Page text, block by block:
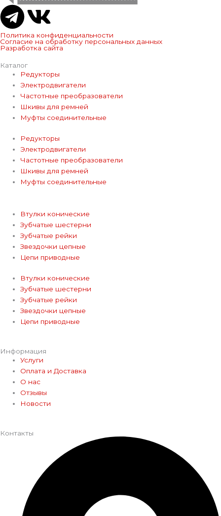
T
e
l
e
g
r
a
m
V
k
Политика конфиденциальности
Согласие на обработку персональных данных
Разработка сайта
Каталог
Редукторы
Электродвигатели
Частотные преобразователи
Шкивы для ремней
Муфты соединительные
Редукторы
Электродвигатели
Частотные преобразователи
Шкивы для ремней
Муфты соединительные
Втулки конические
Зубчатые шестерни
Зубчатые рейки
Звездочки цепные
Цепи приводные
Втулки конические
Зубчатые шестерни
Зубчатые рейки
Звездочки цепные
Цепи приводные
Информация
Услуги
Оплата и Доставка
О нас
Отзывы
Новости
Контакты